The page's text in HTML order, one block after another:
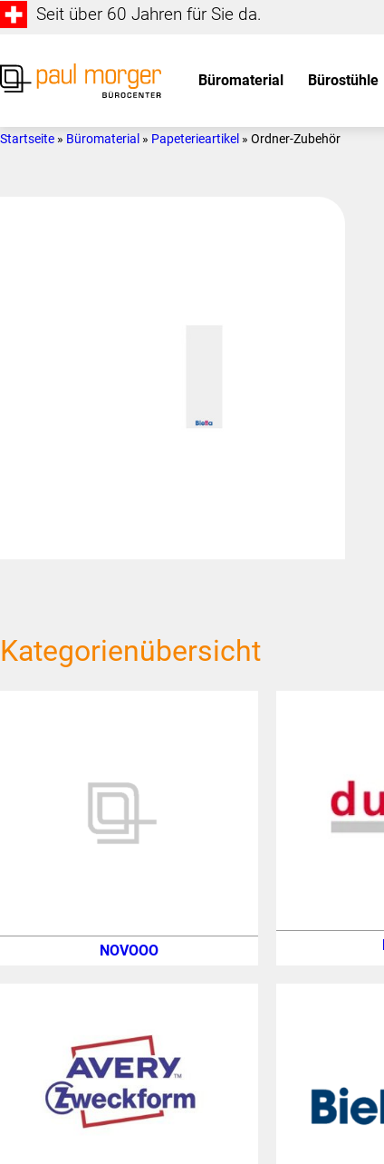
Zur
springen
Skip
main
Seit über 60 Jahren für Sie da.
Morger
individuell
Büromaterial Bürostühle
Startseite » Büromaterial » Papeterieartikel » Ordner-Zubehör
Kategorienübersicht
NOVOOO